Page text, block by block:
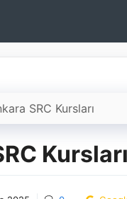
SRC Kursları
Kursları